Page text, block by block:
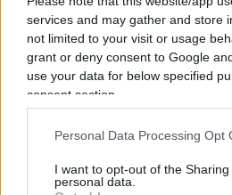
services and may gather and store
not limited to your visit or usage
grant or deny consent to Google
use your data for below specified
consent section.
Personal Data Processing Opt
I want to opt-out of the
personal data.
contributivo. Il datore di
quota a carico del
pagare la propria parte dei
mantenere la posizione
lavoratore.
Questo significa che il
liquidità ogni mese, ma il